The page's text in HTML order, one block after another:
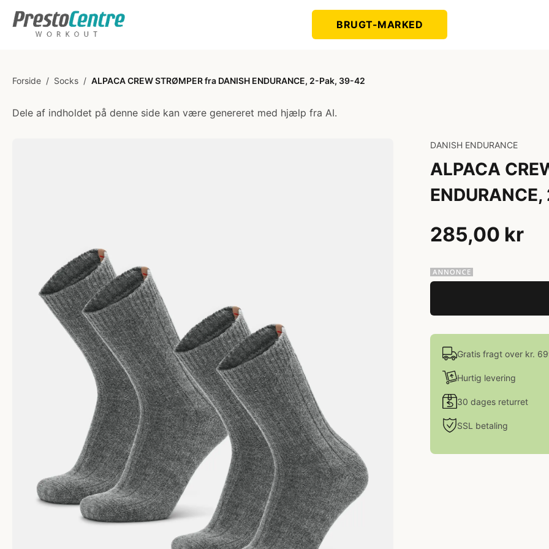
BRUGT-MARKED
Forside / Socks / ALPACA CREW STRØMPER fra DANISH ENDURANCE, 2-Pak, 39-42
Dele af indholdet på denne side kan være genereret med hjælp fra AI.
DANISH ENDURANCE
ALPACA
285,00 kr
Gratis fragt over kr.
Hurtig levering
30 dages returret
SSL betaling